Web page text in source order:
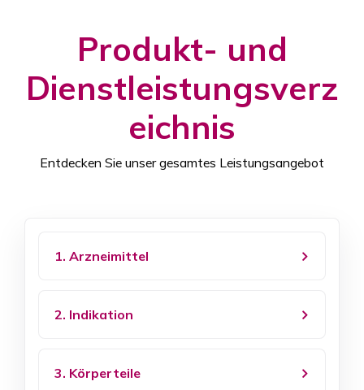
Produkt- und
Dienstleistungsverz
eichnis
Entdecken Sie unser gesamtes Leistungsangebot
1. Arzneimittel
2. Indikation
3. Körperteile